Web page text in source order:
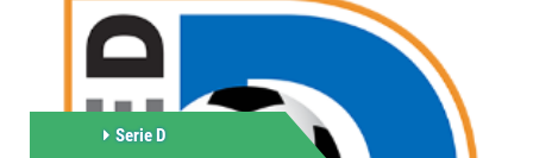
Serie D